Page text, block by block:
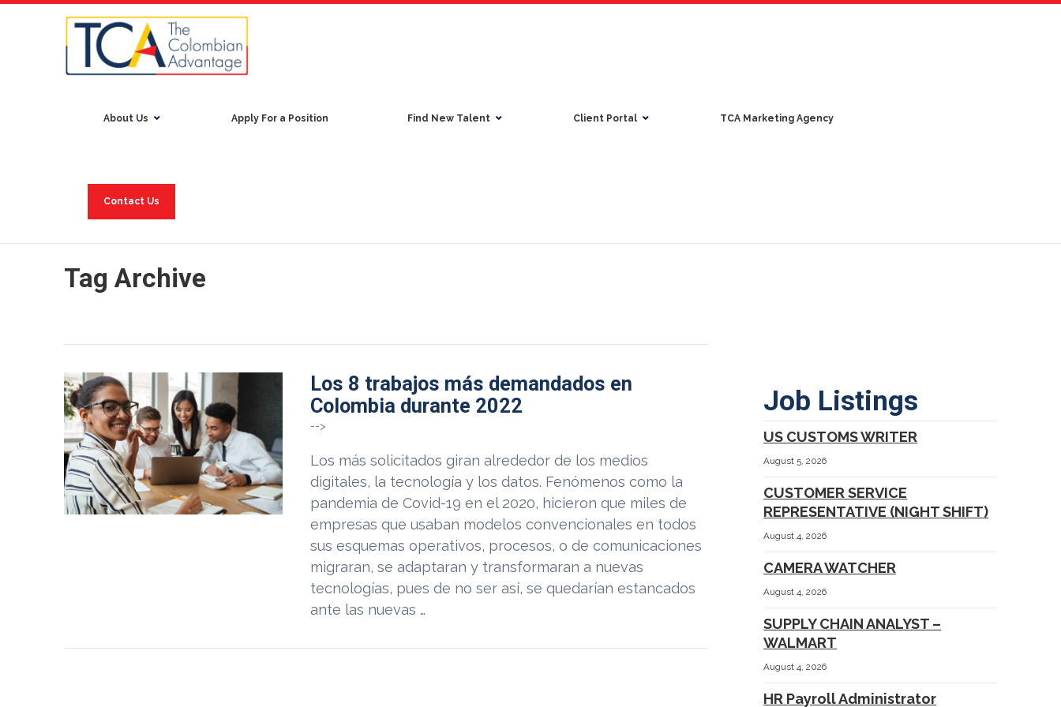
About Us Apply For a Position Find New Talent Client Portal TCA Marketing Agency
Contact Us
Tag Archive
Los 8 trabajos más demandados en
Colombia durante 2022
-->
Los más solicitados giran alrededor de los medios
digitales, la tecnología y los datos. Fenómenos como la
pandemia de Covid-19 en el 2020, hicieron que miles de
empresas que usaban modelos convencionales en todos
sus esquemas operativos, procesos, o de comunicaciones
migraran, se adaptaran y transformaran a nuevas
tecnologías, pues de no ser así, se quedarían estancados
ante las nuevas …
Job Listings
US CUSTOMS WRITER
August 5, 2026
CUSTOMER SERVICE
REPRESENTATIVE (NIGHT SHIFT)
August 4, 2026
CAMERA WATCHER
August 4, 2026
SUPPLY CHAIN ANALYST –
WALMART
August 4, 2026
HR Payroll Administrator